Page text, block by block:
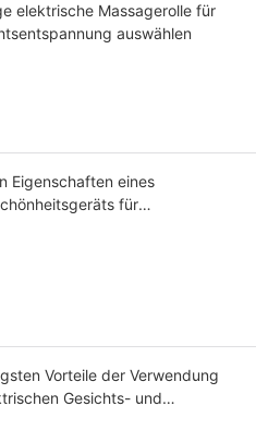
elektrische Massagerolle für
auswählen
Eigenschaften eines
für
Vorteile der Verwendung
Gesichts- und